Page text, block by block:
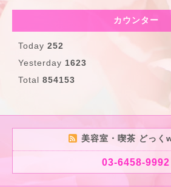
カウンター
Today 252
Yesterday 1623
Total 854153
美容室・喫茶 どっく
03-6458-9992